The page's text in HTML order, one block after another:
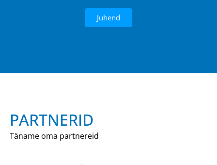
Juhend
PARTNERID
Täname oma partnereid